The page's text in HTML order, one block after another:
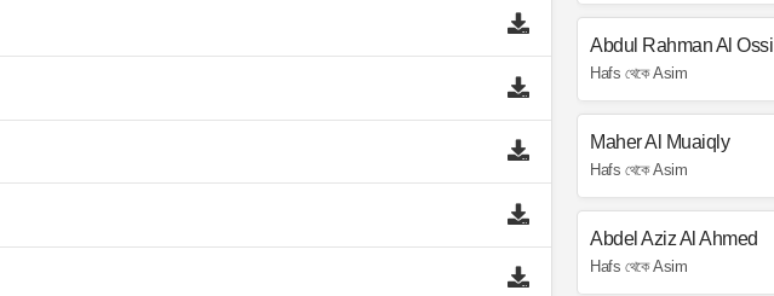
Abdul Rahman Al Ossi
Hafs থেকে Asim
Maher Al Muaiqly
Hafs থেকে Asim
Abdel Aziz Al Ahmed
Hafs থেকে Asim